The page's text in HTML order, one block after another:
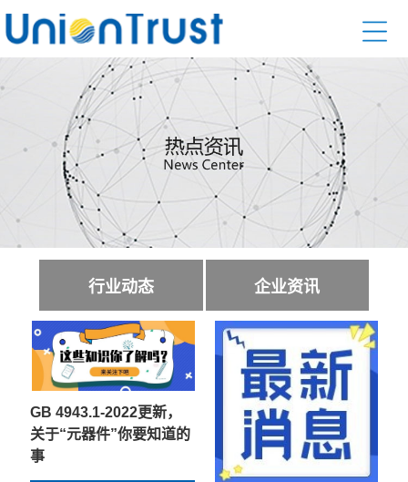
行业动态 企业资讯
GB 4943.1-2022更新，
关于“元器件”你要知道的
事